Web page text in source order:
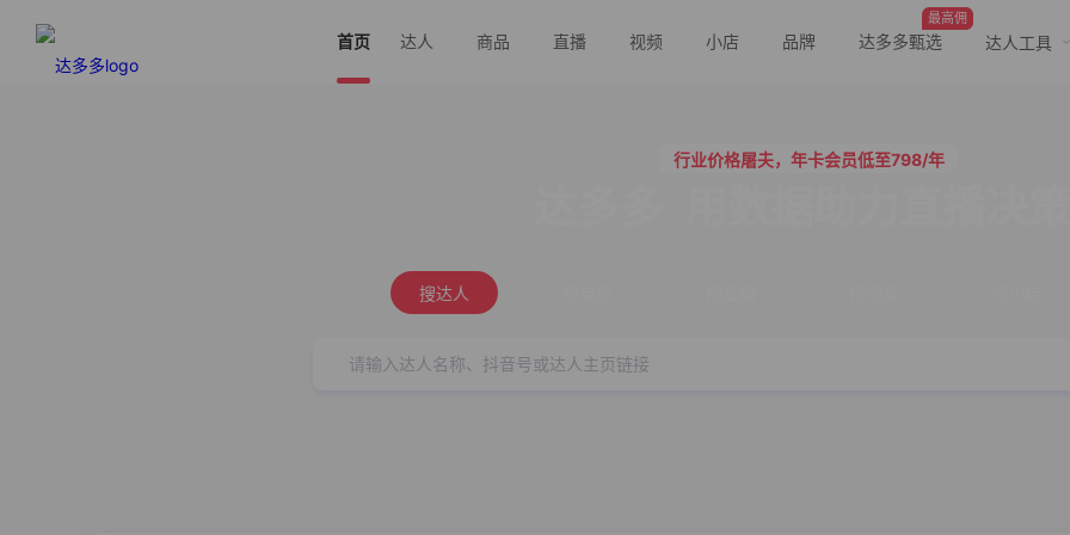
首页 达人 商品 直播 视频 小店 品牌
最高佣
达多多甄选 达人工具
行业价格屠夫，年卡会员低至798/年
搜达人